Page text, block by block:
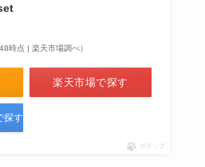
に売ってる？購入先と作り方紹
「ぼっちざろっく ウエハース 売
ってる場所」を徹底解説！どこで
時点 | 楽天市場調べ）
楽天市場で探す
探す
ポチップ